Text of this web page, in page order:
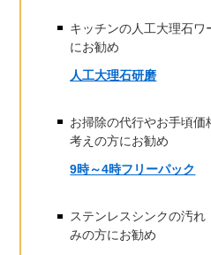
キッチンの人工大理石
にお勧め
人工大理石研磨
お掃除の代行やお手頃
考えの方にお勧め
9時～4時フリーパック
ステンレスシンクの汚
みの方にお勧め